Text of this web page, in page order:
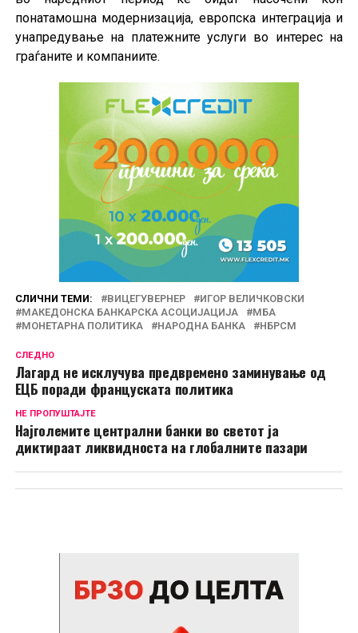
понатамошна модернизација, европска интеграција и
унапредување на платежните услуги во интерес на
граѓаните и компаниите.
СЛИЧНИ ТЕМИ: ВИЦЕГУВЕРНЕР
ИГОР ВЕЛИЧКОВСКИ
МАКЕДОНСКА БАНКАРСКА АСОЦИЈАЦИЈА
МБА
МОНЕТАРНА ПОЛИТИКА
НАРОДНА БАНКА НБРСМ
СЛЕДНО
Лагард не исклучува предвремено заминување од
ЕЦБ поради француската политика
НЕ ПРОПУШТАЈТЕ
Најголемите централни банки во светот ја
диктираат ликвидноста на глобалните пазари